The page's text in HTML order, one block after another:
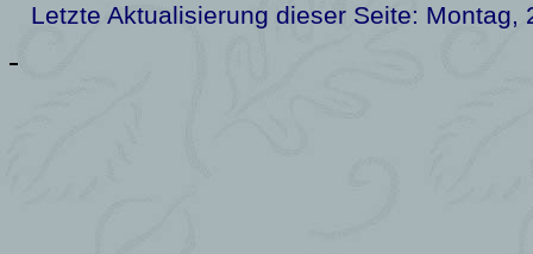
Letzte Aktualisierung dieser Seite: Montag,